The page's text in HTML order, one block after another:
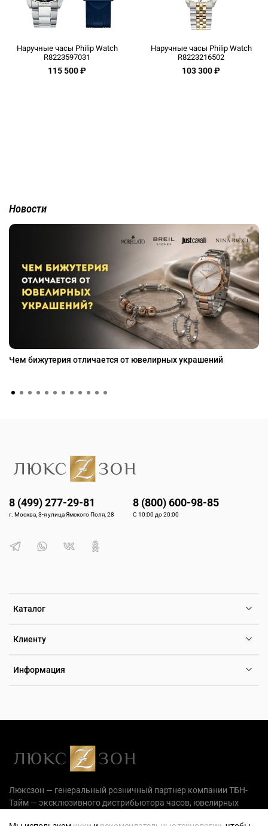
Наручные часы Philip Watch
R8223597031
115 500 ₽
Наручные часы Philip Watch
R8223216502
103 300 ₽
Новости
Чем бижутерия отличается от ювелирных украшений
Каталог
Клиенту
Информация
8 (499) 277-29-81
г. Москва, 3-я улица Ямского Поля, 28
8 (800) 600-98-85
С 10:00 до 20:00
Люксзон — генеральный розничный партнер компании ТБН-
Тайм — эксклюзивного дистрибьютора часов, ювелирных